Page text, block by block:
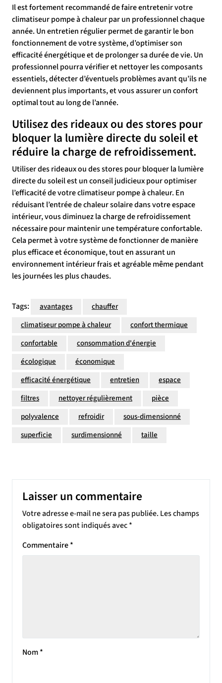
Il est fortement recommandé de faire entretenir votre
climatiseur pompe à chaleur par un professionnel chaque
année. Un entretien régulier permet de garantir le bon
fonctionnement de votre système, d’optimiser son
efficacité énergétique et de prolonger sa durée de vie. Un
professionnel pourra vérifier et nettoyer les composants
essentiels, détecter d’éventuels problèmes avant qu’ils ne
deviennent plus importants, et vous assurer un confort
optimal tout au long de l’année.
Utilisez des rideaux ou des stores pour
bloquer la lumière directe du soleil et
réduire la charge de refroidissement.
Utiliser des rideaux ou des stores pour bloquer la lumière
directe du soleil est un conseil judicieux pour optimiser
l’efficacité de votre climatiseur pompe à chaleur. En
réduisant l’entrée de chaleur solaire dans votre espace
intérieur, vous diminuez la charge de refroidissement
nécessaire pour maintenir une température confortable.
Cela permet à votre système de fonctionner de manière
plus efficace et économique, tout en assurant un
environnement intérieur frais et agréable même pendant
les journées les plus chaudes.
Tags: avantages
chauffer
climatiseur pompe à chaleur
confort thermique
confortable
consommation d'énergie
écologique
économique
efficacité énergétique
entretien
espace
filtres
nettoyer régulièrement
pièce
polyvalence
refroidir
sous-dimensionné
superficie
surdimensionné taille
Laisser un commentaire
Votre adresse e-mail ne sera pas publiée. Les champs
obligatoires sont indiqués avec*
Commentaire*
Nom*